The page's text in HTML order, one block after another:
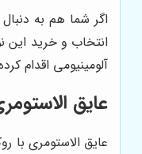
اگر شما هم به
انتخاب و خرید این
آلومینیومی اقدام
عایق